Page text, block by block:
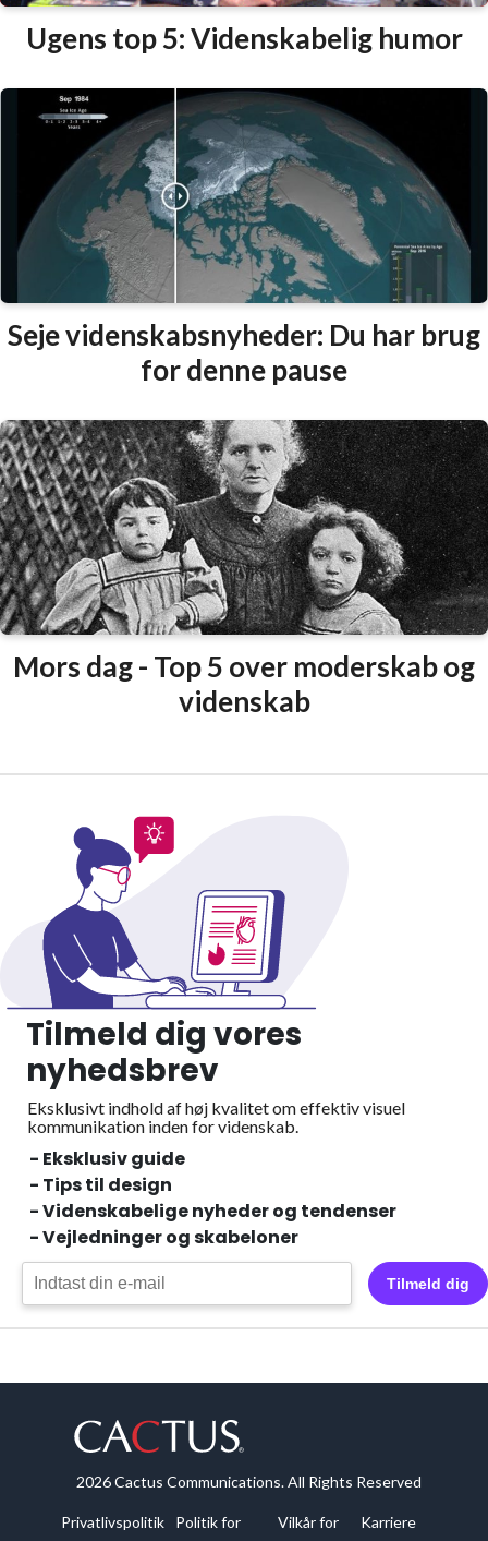
Ugens top 5: Videnskabelig humor
Seje videnskabsnyheder: Du har brug
for denne pause
Mors dag - Top 5 over moderskab og
videnskab
Tilmeld dig vores
nyhedsbrev
Eksklusivt indhold af høj kvalitet om effektiv visuel
kommunikation inden for videnskab.
- Eksklusiv guide
- Tips til design
- Videnskabelige nyheder og tendenser
- Vejledninger og skabeloner
Tilmeld dig
2026 Cactus Communications. All Rights Reserved
Privatlivspolitik
Politik for
Vilkår for
Karriere